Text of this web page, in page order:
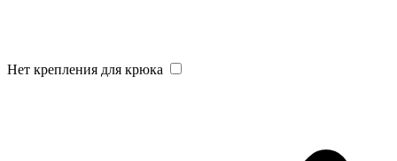
Нет крепления для крюка